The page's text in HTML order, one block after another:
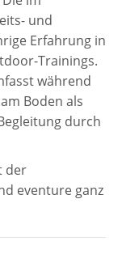
und
Erfahrung in
Trainings.
während
Boden als
durch
der
eventure ganz